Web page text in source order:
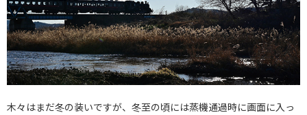
木々はまだ冬の装いですが、冬至の頃には蒸機通過時に画面に入っ